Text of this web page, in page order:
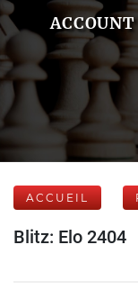
ACCUEIL
Blitz: Elo 2404